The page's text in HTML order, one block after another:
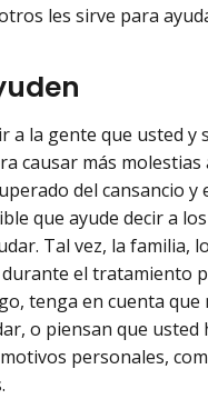
les sirve para
a la gente que usted
causar más
del cansancio
que ayude decir a
Tal vez, la familia,
el tratamiento
tenga en cuenta
o piensan que
personales,